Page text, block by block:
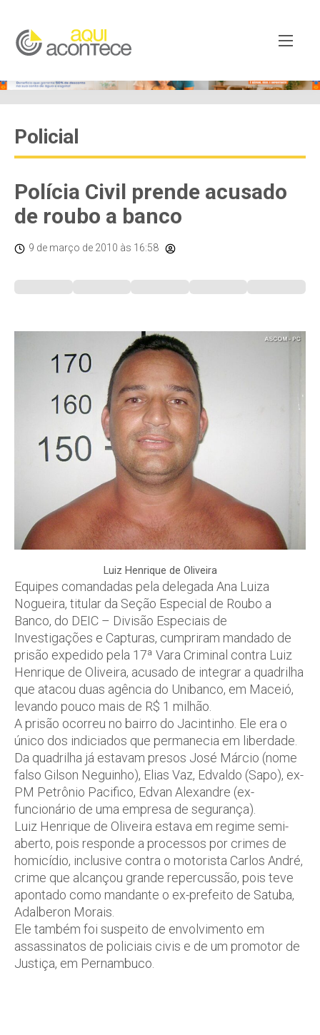
Policial
Polícia Civil prende acusado
de roubo a banco
9 de março de 2010 às 16:58
Luiz Henrique de Oliveira
Equipes comandadas pela delegada Ana Luiza
Nogueira, titular da Seção Especial de Roubo a
Banco, do DEIC – Divisão Especiais de
Investigações e Capturas, cumpriram mandado de
prisão expedido pela 17ª Vara Criminal contra Luiz
Henrique de Oliveira, acusado de integrar a quadrilha
que atacou duas agência do Unibanco, em Maceió,
levando pouco mais de R$ 1 milhão.
A prisão ocorreu no bairro do Jacintinho. Ele era o
único dos indiciados que permanecia em liberdade.
Da quadrilha já estavam presos José Márcio (nome
falso Gilson Neguinho), Elias Vaz, Edvaldo (Sapo), ex-
PM Petrônio Pacifico, Edvan Alexandre (ex-
funcionário de uma empresa de segurança).
Luiz Henrique de Oliveira estava em regime semi-
aberto, pois responde a processos por crimes de
homicídio, inclusive contra o motorista Carlos André,
crime que alcançou grande repercussão, pois teve
apontado como mandante o ex-prefeito de Satuba,
Adalberon Morais.
Ele também foi suspeito de envolvimento em
assassinatos de policiais civis e de um promotor de
Justiça, em Pernambuco.